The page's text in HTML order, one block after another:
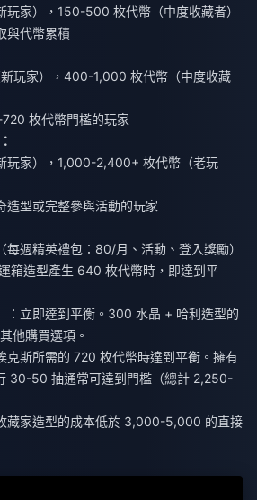
家），150-500 枚代幣（中度收藏者）
與代幣累積
玩家），400-1,000 枚代幣（中度收藏
枚代幣門檻的玩家
玩家），1,000-2,400+ 枚代幣（老玩
造型或完整參與活動的玩家
每週精英禮包：80/月、活動、登入獎勵）
箱造型產生 640 枚代幣時，即達到平
：立即達到平衡。300 水晶 + 哈利造型的
他購買選項。
克斯所需的 720 枚代幣時達到平衡。擁有
30-50 抽通常可達到門檻（總計 2,250-
藏家造型的成本低於 3,000-5,000 的直接